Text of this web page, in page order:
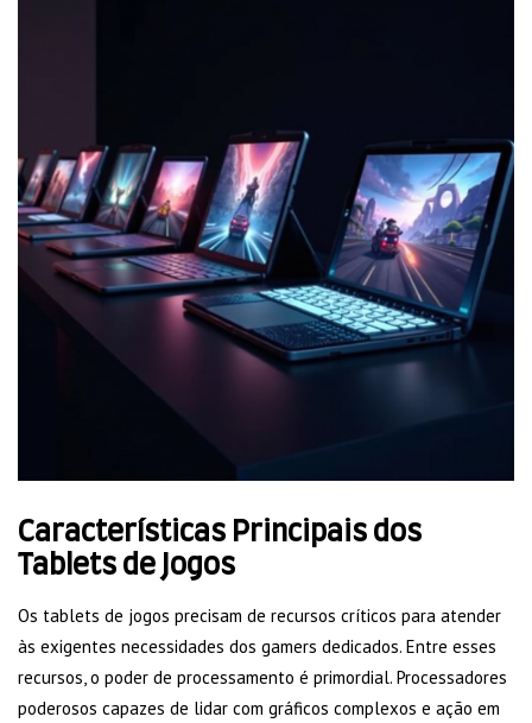
Características Principais dos
Tablets de Jogos
Os tablets de jogos precisam de recursos críticos para atender
às exigentes necessidades dos gamers dedicados. Entre esses
recursos, o poder de processamento é primordial. Processadores
poderosos capazes de lidar com gráficos complexos e ação em